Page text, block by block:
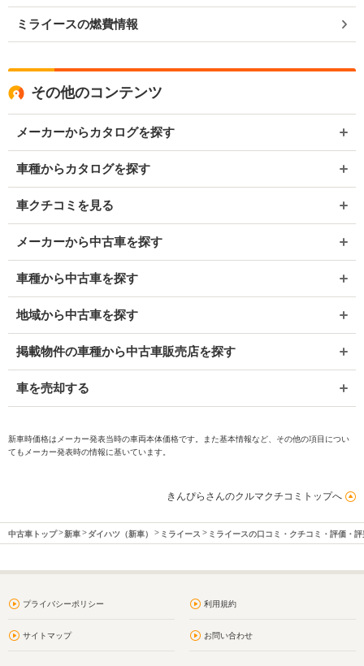
ミライースの燃費情報
その他のコンテンツ
メーカーからカタログを探す
車種からカタログを探す
車クチコミを見る
メーカーから中古車を探す
車種から中古車を探す
地域から中古車を探す
掲載物件の車種から中古車販売店を探す
車を売却する
新車時価格はメーカー発表当時の車両本体価格です。また基本情報など、その他の項目につい
てもメーカー発表時の情報に基いています。
きんぴらさんのクルマクチコミトップへ
中古車トップ 新車 ダイハツ（新車） ミライース ミライースの口コミ・クチコミ・評価・
プライバシーポリシー 利用規約
サイトマップ お問い合わせ